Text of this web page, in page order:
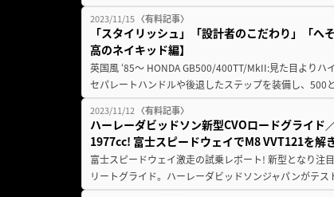
2023/11/15 〈有料記事〉
「スタイリッシュ」「設計者のこだわり」「
高のネイキッド編】
英国風 ‘85〜 HONDA GB500/400TT/MkII:見た目よりハ
セパレートハンドルや後退したステップを装備し、
2023/11/12 〈有料記事〉
ハーレーダビッドソン新型CVOロードグライド
1977cc! 富士スピードウェイでM8 VVT121を解
富士スピードウェイ激走の試乗レポート! 新型となり注
リートグライド。ハーレーダビッドソンジャパンがテ